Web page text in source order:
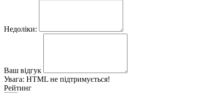
Недоліки:
Ваш відгук
Увага: HTML не підтримується!
Рейтинг